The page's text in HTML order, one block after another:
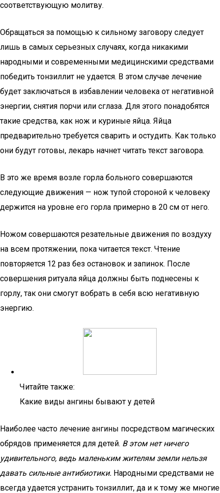
соответствующую молитву.
Обращаться за помощью к сильному заговору следует
лишь в самых серьезных случаях, когда никакими
народными и современными медицинскими средствами
победить тонзиллит не удается. В этом случае лечение
будет заключаться в избавлении человека от негативной
энергии, снятия порчи или сглаза. Для этого понадобятся
такие средства, как нож и куриные яйца. Яйца
предварительно требуется сварить и остудить. Как только
они будут готовы, лекарь начнет читать текст заговора.
В это же время возле горла больного совершаются
следующие движения — нож тупой стороной к человеку
держится на уровне его горла примерно в 20 см от него.
Ножом совершаются резательные движения по воздуху
на всем протяжении, пока читается текст. Чтение
повторяется 12 раз без остановок и запинок. После
совершения ритуала яйца должны быть поднесены к
горлу, так они смогут вобрать в себя всю негативную
энергию.
Читайте также:
Какие виды ангины бывают у детей
Наиболее часто лечение ангины посредством магических
обрядов применяется для детей. В этом нет ничего
удивительного, ведь маленьким жителям земли нельзя
давать сильные антибиотики. Народными средствами не
всегда удается устранить тонзиллит, да и к тому же многие